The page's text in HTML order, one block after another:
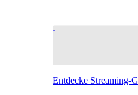
Entdecke Streaming-